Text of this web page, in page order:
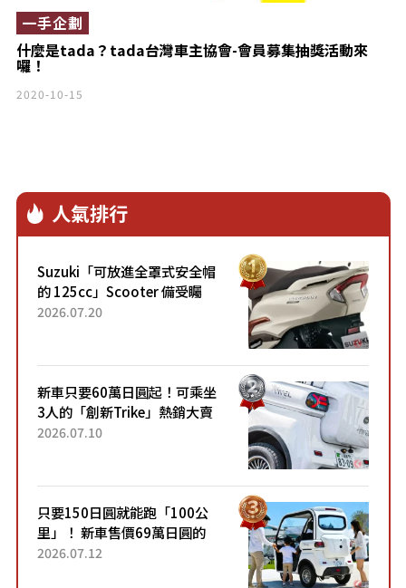
什麼是tada？tada台灣車主協會-會員募集抽獎活動來
囉！
一手企劃
2020-10-15
人氣排行
Suzuki「可放進全罩式安全帽
的 125cc」Scooter 備受矚
目！採用全新流線設計與各項
2026.07.20
新車只要60萬日圓起！可乘坐
3人的「創新Trike」熱銷大賣
成為人氣車款！「養車成本真
2026.07.10
只要150日圓就能跑「100公
里」！ 新車售價69萬日圓的
「3人座」Trike大受歡迎！ 順
2026.07.12